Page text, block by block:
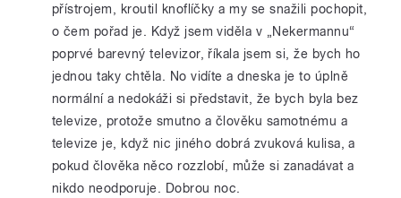
přístrojem, kroutil knoflíčky a my se snažili pochopit,
o čem pořad je. Když jsem viděla v „Nekermannu“
poprvé barevný televizor, říkala jsem si, že bych ho
jednou taky chtěla. No vidíte a dneska je to úplně
normální a nedokáži si představit, že bych byla bez
televize, protože smutno a člověku samotnému a
televize je, když nic jiného dobrá zvuková kulisa, a
pokud člověka něco rozzlobí, může si zanadávat a
nikdo neodporuje. Dobrou noc.